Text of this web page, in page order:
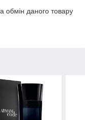
обмін даного товару